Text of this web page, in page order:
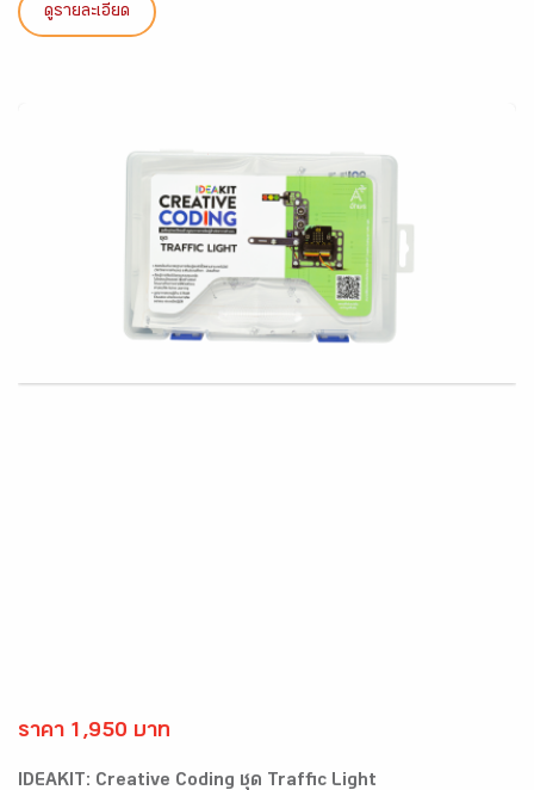
ดูรายละเอียด
ราคา 1,950 บาท
IDEAKIT: Creative Coding ชุด Traffic Light